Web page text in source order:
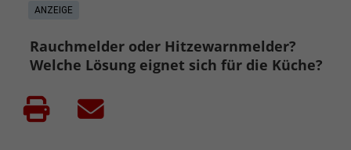
ANZEIGE
Rauchmelder oder Hitzewarnmelder?
Welche Lösung eignet sich für die Küche?